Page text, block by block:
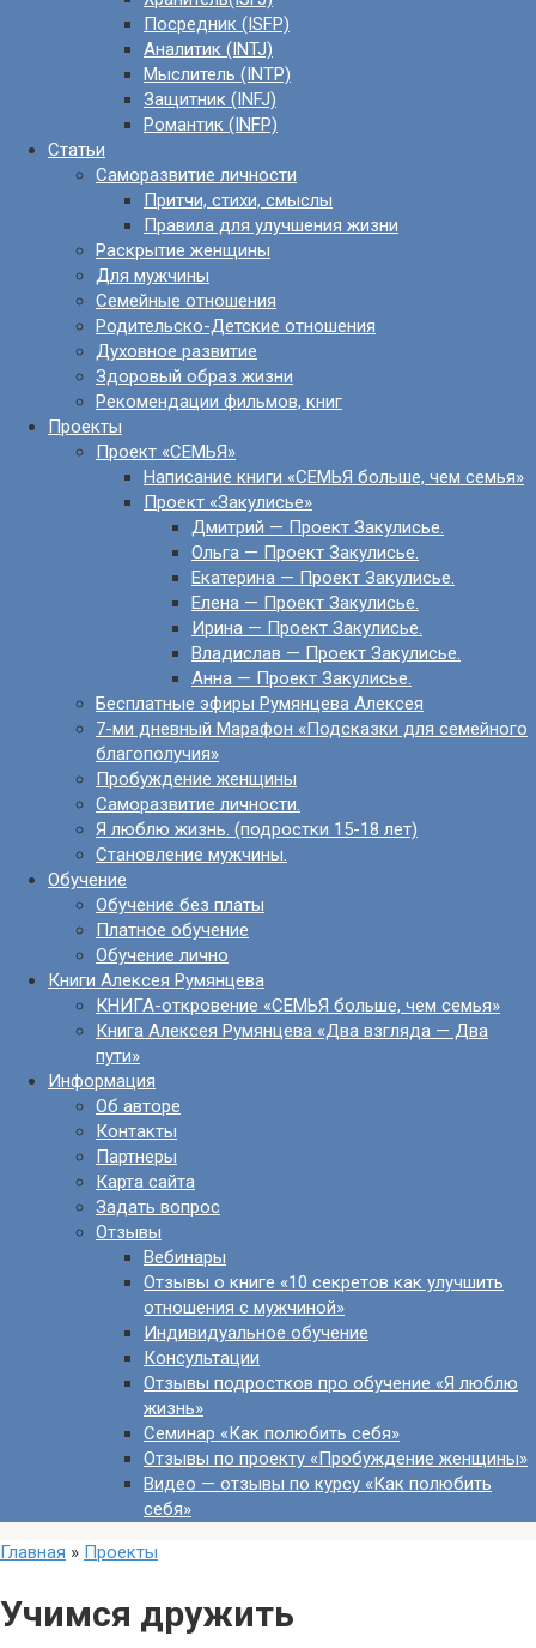
Посредник (ISFP)
Аналитик (INTJ)
Мыслитель (INTP)
Защитник (INFJ)
Романтик (INFP)
Статьи
Саморазвитие личности
Притчи, стихи, смыслы
Правила для улучшения жизни
Раскрытие женщины
Для мужчины
Семейные отношения
Родительско-Детские отношения
Духовное развитие
Здоровый образ жизни
Рекомендации фильмов, книг
Проекты
Проект «СЕМЬЯ»
Написание книги «СЕМЬЯ больше, чем семья»
Проект «Закулисье»
Дмитрий — Проект Закулисье.
Ольга — Проект Закулисье.
Екатерина — Проект Закулисье.
Елена — Проект Закулисье.
Ирина — Проект Закулисье.
Владислав — Проект Закулисье.
Анна — Проект Закулисье.
Бесплатные эфиры Румянцева Алексея
7-ми дневный Марафон «Подсказки для семейного
благополучия»
Пробуждение женщины
Саморазвитие личности.
Я люблю жизнь. (подростки 15-18 лет)
Становление мужчины.
Обучение
Обучение без платы
Платное обучение
Обучение лично
Книги Алексея Румянцева
КНИГА-откровение «СЕМЬЯ больше, чем семья»
Книга Алексея Румянцева «Два взгляда — Два
пути»
Информация
Об авторе
Контакты
Партнеры
Карта сайта
Задать вопрос
Отзывы
Вебинары
Отзывы о книге «10 секретов как улучшить
отношения с мужчиной»
Индивидуальное обучение
Консультации
Отзывы подростков про обучение «Я люблю
жизнь»
Семинар «Как полюбить себя»
Отзывы по проекту «Пробуждение женщины»
Видео — отзывы по курсу «Как полюбить
себя»
Главная » Проекты
Учимся дружить